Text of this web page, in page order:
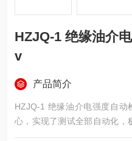
HZJQ-1 绝缘油介
v
产品简介
HZJQ-1 绝缘油介电强度自
心，实现了测试全部自动化，
了工作人员的劳动强度，同时